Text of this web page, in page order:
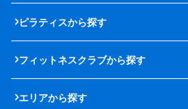
ピラティスから探す
フィットネスクラブから探す
エリアから探す